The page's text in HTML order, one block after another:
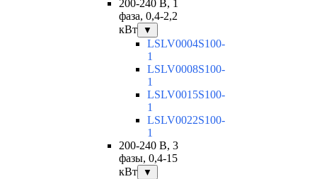
200-240 В, 1
фаза, 0,4-2,2
кВт
▼
LSLV0004S100-
1
LSLV0008S100-
1
LSLV0015S100-
1
LSLV0022S100-
1
200-240 В, 3
фазы, 0,4-15
кВт
▼